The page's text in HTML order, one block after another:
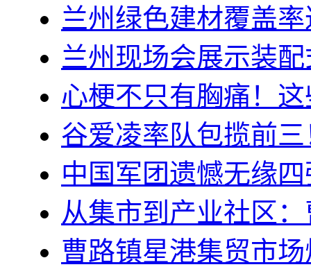
兰州绿色建材覆盖
兰州现场会展示装
心梗不只有胸痛！
谷爱凌率队包揽前
中国军团遗憾无缘
从集市到产业社区
曹路镇星港集贸市